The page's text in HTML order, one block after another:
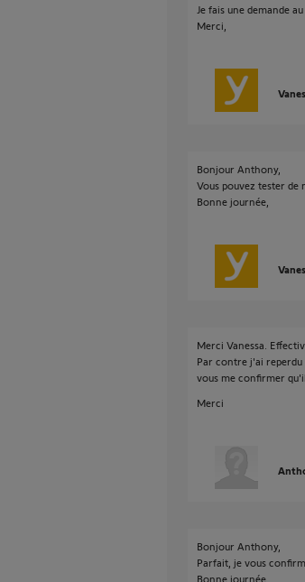
Je fais une demande
Merci,
Bonjour Anthony,
Vous pouvez tester de
Bonne journée,
Merci Vanessa.
Par contre j'ai
vous me confirmer
Merci
Bonjour Anthony,
Parfait, je vous
Bonne journée,